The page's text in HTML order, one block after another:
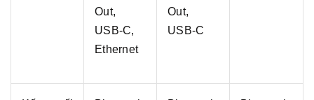
Out,
USB-C,
Ethernet
Out,
USB-C